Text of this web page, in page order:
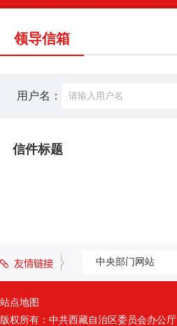
领导信箱
用户名：
信件标题
中央部门网站
站点地图
版权所有：中共西藏自治区委员会办公厅